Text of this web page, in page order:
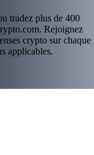
tradez plus de 400
Rejoignez
crypto sur chaque
applicables.